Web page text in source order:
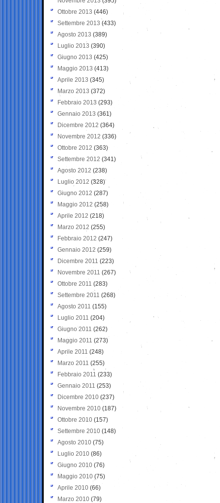
Ottobre 2013 (446)
Settembre 2013 (433)
Agosto 2013 (389)
Luglio 2013 (390)
Giugno 2013 (425)
Maggio 2013 (413)
Aprile 2013 (345)
Marzo 2013 (372)
Febbraio 2013 (293)
Gennaio 2013 (361)
Dicembre 2012 (364)
Novembre 2012 (336)
Ottobre 2012 (363)
Settembre 2012 (341)
Agosto 2012 (238)
Luglio 2012 (328)
Giugno 2012 (287)
Maggio 2012 (258)
Aprile 2012 (218)
Marzo 2012 (255)
Febbraio 2012 (247)
Gennaio 2012 (259)
Dicembre 2011 (223)
Novembre 2011 (267)
Ottobre 2011 (283)
Settembre 2011 (268)
Agosto 2011 (155)
Luglio 2011 (204)
Giugno 2011 (262)
Maggio 2011 (273)
Aprile 2011 (248)
Marzo 2011 (255)
Febbraio 2011 (233)
Gennaio 2011 (253)
Dicembre 2010 (237)
Novembre 2010 (187)
Ottobre 2010 (157)
Settembre 2010 (148)
Agosto 2010 (75)
Luglio 2010 (86)
Giugno 2010 (76)
Maggio 2010 (75)
Aprile 2010 (66)
Marzo 2010 (79)